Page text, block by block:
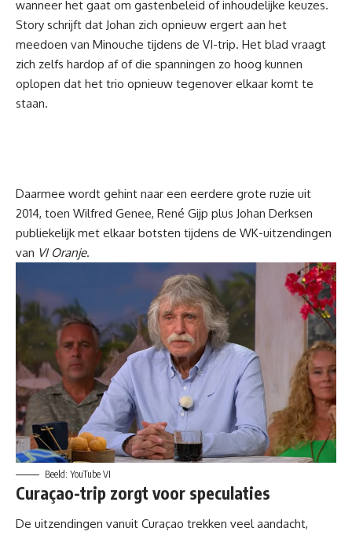
wanneer het gaat om gastenbeleid of inhoudelijke keuzes.
Story schrijft dat Johan zich opnieuw ergert aan het
meedoen van Minouche tijdens de VI-trip. Het blad vraagt
zich zelfs hardop af of die spanningen zo hoog kunnen
oplopen dat het trio opnieuw tegenover elkaar komt te
staan.
Daarmee wordt gehint naar een eerdere grote ruzie uit
2014, toen Wilfred Genee, René Gijp plus Johan Derksen
publiekelijk met elkaar botsten tijdens de WK-uitzendingen
van VI Oranje.
Beeld: YouTube VI
Curaçao-trip zorgt voor speculaties
De uitzendingen vanuit Curaçao trekken veel aandacht,